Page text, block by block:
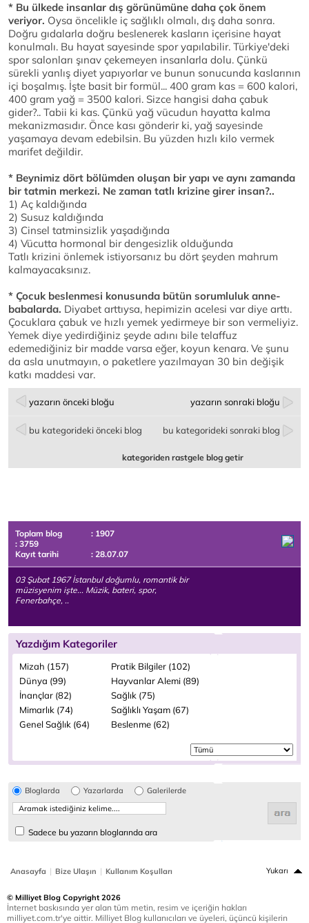
* Bu ülkede insanlar dış görünümüne daha çok önem
veriyor. Oysa öncelikle iç sağlıklı olmalı, dış daha sonra.
Doğru gıdalarla doğru beslenerek kasların içerisine hayat
konulmalı. Bu hayat sayesinde spor yapılabilir. Türkiye'deki
spor salonları şınav çekemeyen insanlarla dolu. Çünkü
sürekli yanlış diyet yapıyorlar ve bunun sonucunda kaslarının
içi boşalmış. İşte basit bir formül... 400 gram kas = 600 kalori,
400 gram yağ = 3500 kalori. Sizce hangisi daha çabuk
gider?.. Tabii ki kas. Çünkü yağ vücudun hayatta kalma
mekanizmasıdır. Önce kası gönderir ki, yağ sayesinde
yaşamaya devam edebilsin. Bu yüzden hızlı kilo vermek
marifet değildir.
* Beynimiz dört bölümden oluşan bir yapı ve aynı zamanda
bir tatmin merkezi. Ne zaman tatlı krizine girer insan?..
1) Aç kaldığında
2) Susuz kaldığında
3) Cinsel tatminsizlik yaşadığında
4) Vücutta hormonal bir dengesizlik olduğunda
Tatlı krizini önlemek istiyorsanız bu dört şeyden mahrum
kalmayacaksınız.
* Çocuk beslenmesi konusunda bütün sorumluluk anne-
babalarda. Diyabet arttıysa, hepimizin acelesi var diye arttı.
Çocuklara çabuk ve hızlı yemek yedirmeye bir son vermeliyiz.
Yemek diye yedirdiğiniz şeyde adını bile telaffuz
edemediğiniz bir madde varsa eğer, koyun kenara. Ve şunu
da asla unutmayın, o paketlere yazılmayan 30 bin değişik
katkı maddesi var.
yazarın önceki bloğu yazarın sonraki bloğu
bu kategorideki önceki blog bu kategorideki sonraki blog
kategoriden rastgele blog getir
Toplam blog
: 1907
: 3759
Kayıt tarihi
: 28.07.07
03 Şubat 1967 İstanbul doğumlu, romantik bir
müzisyenim işte... Müzik, bateri, spor,
Fenerbahçe, ..
Yazdığım Kategoriler
Mizah (157)
Pratik Bilgiler (102)
Dünya (99)
Hayvanlar Alemi (89)
İnançlar (82)
Sağlık (75)
Mimarlık (74)
Sağlıklı Yaşam (67)
Genel Sağlık (64)
Beslenme (62)
Bloglarda Yazarlarda Galerilerde
Sadece bu yazarın bloglarında ara
Anasayfa | Bize Ulaşın | Kullanım Koşulları Yukarı
© Milliyet Blog Copyright 2026
İnternet baskısında yer alan tüm metin, resim ve içeriğin hakları
milliyet.com.tr'ye aittir. Milliyet Blog kullanıcıları ve üyeleri, üçüncü kişilerin